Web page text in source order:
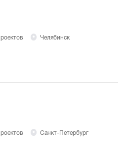
Челябинск
Санкт-Петербург